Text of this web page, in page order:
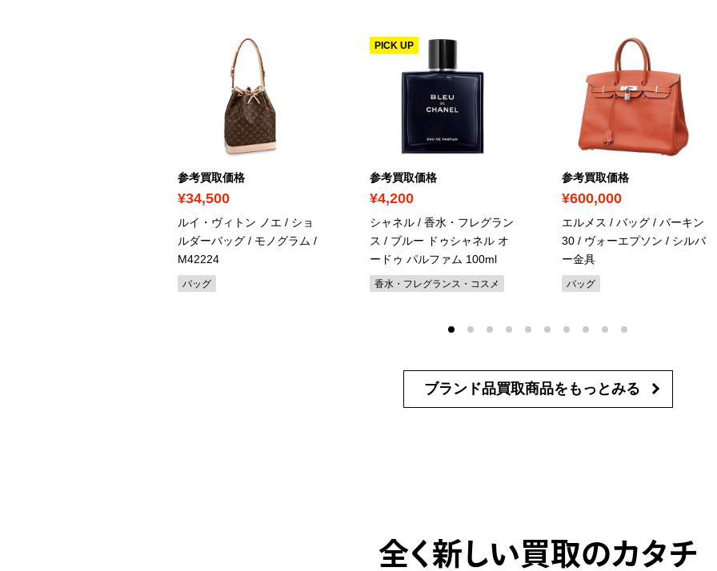
参考買取価格
¥34,500
ルイ・ヴィトン ノエ / ショ
ルダーバッグ / モノグラム /
M42224
バッグ
参考買取価格
¥4,200
PICK UP
シャネル / 香水・フレグラン
ス / ブルー ドゥシャネル オ
ードゥ パルファム 100ml
香水・フレグランス・コスメ
参考買取価格
¥600,000
エルメス / バッグ / バーキン
30 / ヴォーエプソン / シルバ
ー金具
バッグ
ブランド品買取商品を もっとみる
全く新しい買取のカタチ